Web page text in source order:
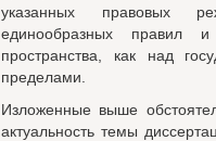
указанных правовых
единообразных правил и
пространства, как над
пределами.
Изложенные выше
актуальность темы